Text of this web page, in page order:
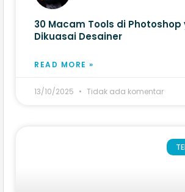
30 Macam Tools di Photoshop
Dikuasai Desainer
READ MORE »
13/10/2025 Tidak ada komentar